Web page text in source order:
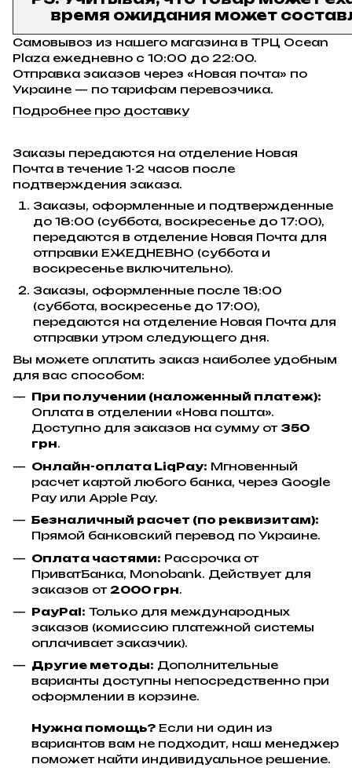
время ожидания может
Самовывоз из нашего магазина в ТРЦ Ocean
Plaza ежедневно с 10:00 до 22:00.
Отправка заказов через «Новая почта» по
Украине — по тарифам перевозчика.
Подробнее про доставку
Заказы передаются на отделение Новая
Почта в течение 1-2 часов после
подтверждения заказа.
Заказы, оформленные и подтвержденные
до 18:00 (суббота, воскресенье до 17:00),
передаются в отделение Новая Почта для
отправки ЕЖЕДНЕВНО (суббота и
воскресенье включительно).
Заказы, оформленные после 18:00
(суббота, воскресенье до 17:00),
передаются на отделение Новая Почта для
отправки утром следующего дня.
Вы можете оплатить заказ наиболее удобным
для вас способом:
При получении (наложенный платеж):
Оплата в отделении «Нова пошта».
Доступно для заказов на сумму от 350
грн.
Онлайн-оплата LiqPay: Мгновенный
расчет картой любого банка, через Google
Pay или Apple Pay.
Безналичный расчет (по реквизитам):
Прямой банковский перевод по Украине.
Оплата частями: Рассрочка от
ПриватБанка, Monobank. Действует для
заказов от 2000 грн.
PayPal: Только для международных
заказов (комиссию платежной системы
оплачивает заказчик).
Другие методы: Дополнительные
варианты доступны непосредственно при
оформлении в корзине.
Нужна помощь? Если ни один из
вариантов вам не подходит, наш менеджер
поможет найти индивидуальное решение.